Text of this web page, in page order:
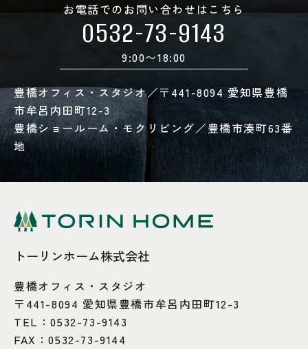
お電話でのお問い合わせはこちら
0532-73-9143
9:00〜18:00
豊橋オフィス・スタジオ／〒441-8094 愛知県豊橋
市牟呂内田町12-3
豊橋ショールーム・モクリビング／豊橋市湊町63番
地
トーリンホーム株式会社
豊橋オフィス・スタジオ
〒441-8094 愛知県豊橋市牟呂内田町12-3
TEL：0532-73-9143
FAX：0532-73-9144